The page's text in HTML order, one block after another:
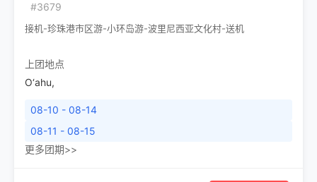
#3679
接机-珍珠港市区游-小环岛游-波里尼西亚文化村-送机
上团地点
O‘ahu,
08-10 - 08-14
08-11 - 08-15
更多团期>>